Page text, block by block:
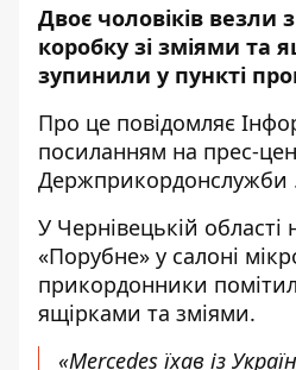
Двоє чоловіків везли
коробку зі зміями та
зупинили у пункті
Про це повідомляє
посиланням на прес-
Держприкордонслужби
У Чернівецькій області
«Порубне» у салоні
прикордонники
ящірками та зміями.
«Mercedes їхав із